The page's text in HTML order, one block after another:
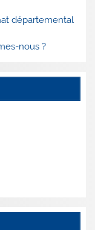
départemental
nous ?